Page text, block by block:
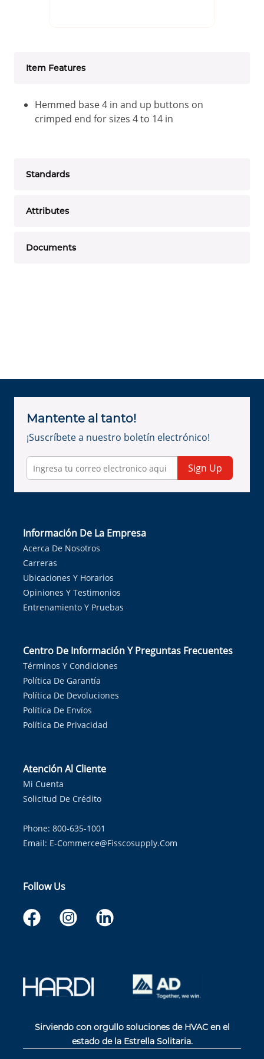
Item Features
Hemmed base 4 in and up buttons on
crimped end for sizes 4 to 14 in
Standards
Attributes
Documents
Mantente al tanto!
¡Suscríbete a nuestro boletín electrónico!
Sign Up
Información De La Empresa
Acerca De Nosotros
Carreras
Ubicaciones Y Horarios
Opiniones Y Testimonios
Entrenamiento Y Pruebas
Centro De Información Y Preguntas Frecuentes
Términos Y Condiciones
Política De Garantía
Política De Devoluciones
Política De Envíos
Política De Privacidad
Atención Al Cliente
Mi Cuenta
Solicitud De Crédito
Phone: 800-635-1001
Email: E-Commerce@fisscosupply.com
Follow Us
Sirviendo con orgullo soluciones de HVAC en el
estado de la Estrella Solitaria.